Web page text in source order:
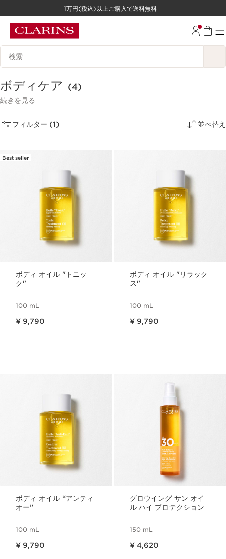
コンテンツへ移動
1万円(税込)以上ご購入で送料無料
検索候補
ボディケア (4)
続きを見る
フィルター (1) 並べ替え
Best seller
ボディ オイル "トニッ
ク"
100 mL
¥ 9,790
ボディ オイル "リラック
ス"
100 mL
¥ 9,790
ボディ オイル “アンティ
オー”
100 mL
¥ 9,790
グロウイング サン オイ
ル ハイ プロテクション
150 mL
¥ 4,620